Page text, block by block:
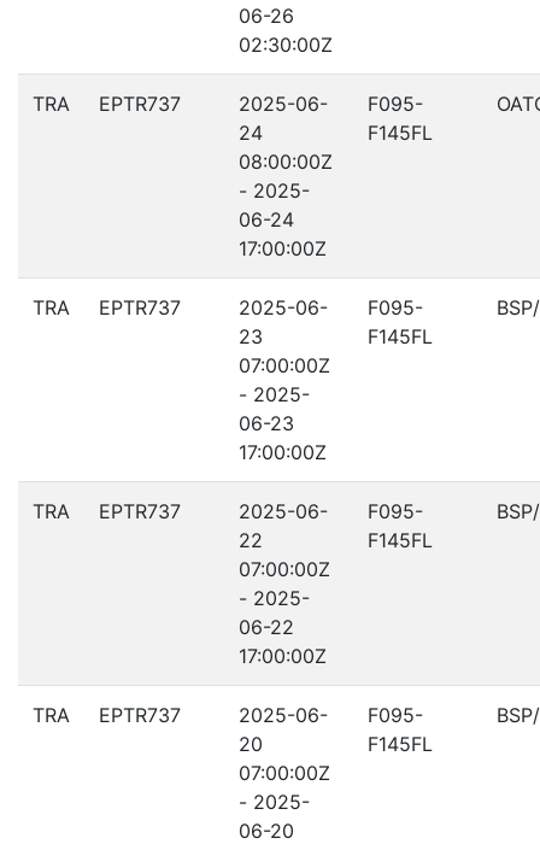
06-26
02:30:00Z
TRA EPTR737
2025-06-
24
08:00:00Z
- 2025-
06-24
17:00:00Z
F095-
F145FL
TRA EPTR737
2025-06-
23
07:00:00Z
- 2025-
06-23
17:00:00Z
F095-
F145FL
TRA EPTR737
2025-06-
22
07:00:00Z
- 2025-
06-22
17:00:00Z
F095-
F145FL
TRA EPTR737
2025-06-
20
07:00:00Z
- 2025-
06-20
F095-
F145FL